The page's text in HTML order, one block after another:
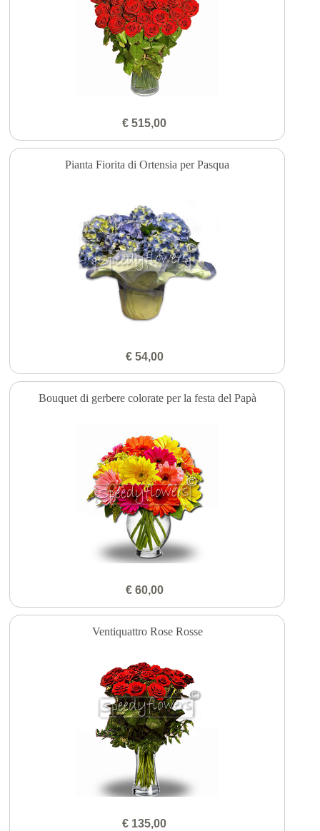
€ 515,00
Pianta Fiorita di Ortensia per Pasqua
€ 54,00
Bouquet di gerbere colorate per la festa del Papà
€ 60,00
Ventiquattro Rose Rosse
€ 135,00